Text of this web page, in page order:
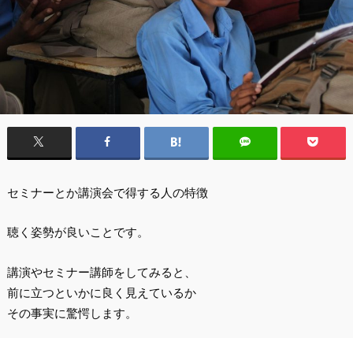
セミナーとか講演会で得する人の特徴
聴く姿勢が良いことです。
講演やセミナー講師をしてみると、
前に立つといかに良く見えているか
その事実に驚愕します。